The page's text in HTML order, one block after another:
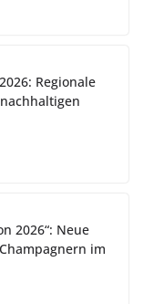
Regionale
2026“: Neue
im